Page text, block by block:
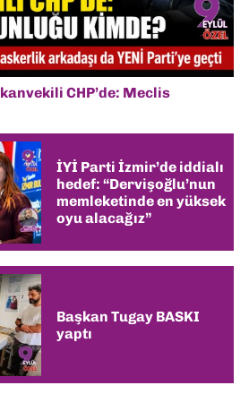
CHP’de: Meclis
İYİ Parti İzmir’de iddialı
hedef: “Dervişoğlu’nun
memleketinde en yüksek
oyu alacağız”
Başkan Tugay BASKI
yaptı